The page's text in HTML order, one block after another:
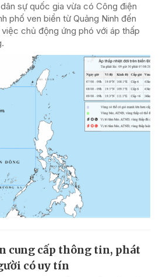
sự quốc gia vừa có Công điện
phố ven biển từ Quảng Ninh đến
chủ động ứng phó với áp thấp
cung cấp thông tin, phát
có uy tín